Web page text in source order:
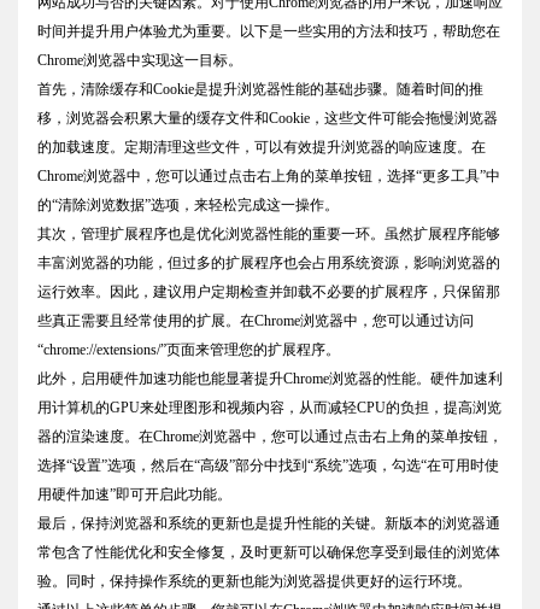
时间并提升用户体验尤为重要。以下是一些实用的方法和技巧，帮助您在
Chrome浏览器中实现这一目标。
首先，清除缓存和Cookie是提升浏览器性能的基础步骤。随着时间的推
移，浏览器会积累大量的缓存文件和Cookie，这些文件可能会拖慢浏览器
的加载速度。定期清理这些文件，可以有效提升浏览器的响应速度。在
Chrome浏览器中，您可以通过点击右上角的菜单按钮，选择“更多工具”中
的“清除浏览数据”选项，来轻松完成这一操作。
其次，管理扩展程序也是优化浏览器性能的重要一环。虽然扩展程序能够
丰富浏览器的功能，但过多的扩展程序也会占用系统资源，影响浏览器的
运行效率。因此，建议用户定期检查并卸载不必要的扩展程序，只保留那
些真正需要且经常使用的扩展。在Chrome浏览器中，您可以通过访问
“chrome://extensions/”页面来管理您的扩展程序。
此外，启用硬件加速功能也能显著提升Chrome浏览器的性能。硬件加速利
用计算机的GPU来处理图形和视频内容，从而减轻CPU的负担，提高浏览
器的渲染速度。在Chrome浏览器中，您可以通过点击右上角的菜单按钮，
选择“设置”选项，然后在“高级”部分中找到“系统”选项，勾选“在可用时使
用硬件加速”即可开启此功能。
最后，保持浏览器和系统的更新也是提升性能的关键。新版本的浏览器通
常包含了性能优化和安全修复，及时更新可以确保您享受到最佳的浏览体
验。同时，保持操作系统的更新也能为浏览器提供更好的运行环境。